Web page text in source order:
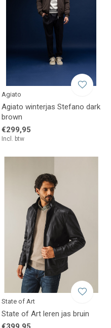
Agiato
Agiato winterjas Stefano dark
brown
€299,95
Incl. btw
State of Art
State of Art leren jas bruin